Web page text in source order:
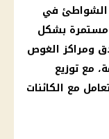
الشواطئ في
مستمرة بشكل
ومراكز الغوص
مع توزيع
مع الكائنات